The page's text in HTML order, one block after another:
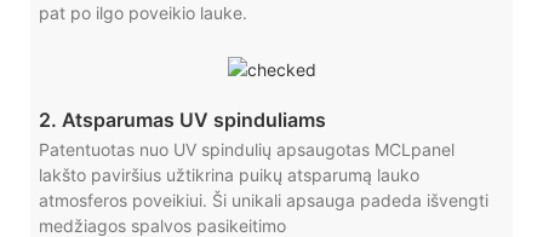
pat po ilgo poveikio lauke.
2. Atsparumas UV spinduliams
Patentuotas nuo UV spindulių apsaugotas MCLpanel
lakšto paviršius užtikrina puikų atsparumą lauko
atmosferos poveikiui. Ši unikali apsauga padeda išvengti
medžiagos spalvos pasikeitimo